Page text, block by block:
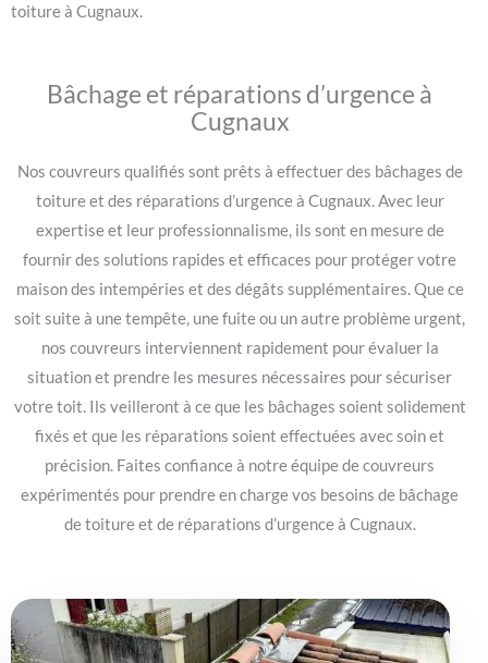
toiture à Cugnaux.
Bâchage et réparations d’urgence à
Cugnaux
Nos couvreurs qualifiés sont prêts à effectuer des bâchages de
toiture et des réparations d’urgence à Cugnaux. Avec leur
expertise et leur professionnalisme, ils sont en mesure de
fournir des solutions rapides et efficaces pour protéger votre
maison des intempéries et des dégâts supplémentaires. Que ce
soit suite à une tempête, une fuite ou un autre problème urgent,
nos couvreurs interviennent rapidement pour évaluer la
situation et prendre les mesures nécessaires pour sécuriser
votre toit. Ils veilleront à ce que les bâchages soient solidement
fixés et que les réparations soient effectuées avec soin et
précision. Faites confiance à notre équipe de couvreurs
expérimentés pour prendre en charge vos besoins de bâchage
de toiture et de réparations d’urgence à Cugnaux.